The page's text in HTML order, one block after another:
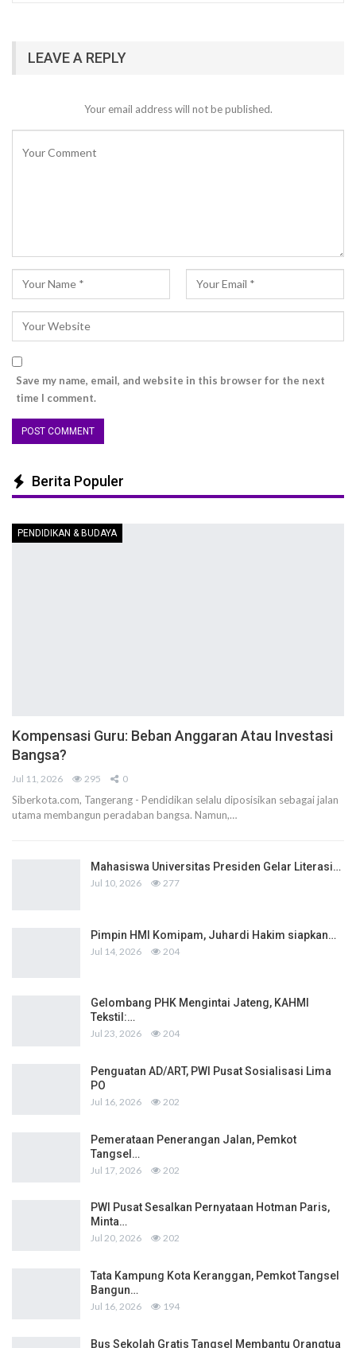
LEAVE A REPLY
Your email address will not be published.
Save my name, email, and website in this browser for the next
time I comment.
Berita Populer
PENDIDIKAN & BUDAYA
Kompensasi Guru: Beban Anggaran Atau Investasi
Bangsa?
Jul 11, 2026 295 0
Siberkota.com, Tangerang - Pendidikan selalu diposisikan sebagai jalan
utama membangun peradaban bangsa. Namun,…
Mahasiswa Universitas Presiden Gelar Literasi…
Jul 10, 2026 277
Pimpin HMI Komipam, Juhardi Hakim siapkan…
Jul 14, 2026 204
Gelombang PHK Mengintai Jateng, KAHMI
Tekstil:…
Jul 23, 2026 204
Penguatan AD/ART, PWI Pusat Sosialisasi Lima
PO
Jul 16, 2026 202
Pemerataan Penerangan Jalan, Pemkot
Tangsel…
Jul 17, 2026 202
PWI Pusat Sesalkan Pernyataan Hotman Paris,
Minta…
Jul 20, 2026 202
Tata Kampung Kota Keranggan, Pemkot Tangsel
Bangun…
Jul 16, 2026 194
Bus Sekolah Gratis Tangsel Membantu Orangtua